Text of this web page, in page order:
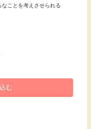
ことを考えさせられる
む